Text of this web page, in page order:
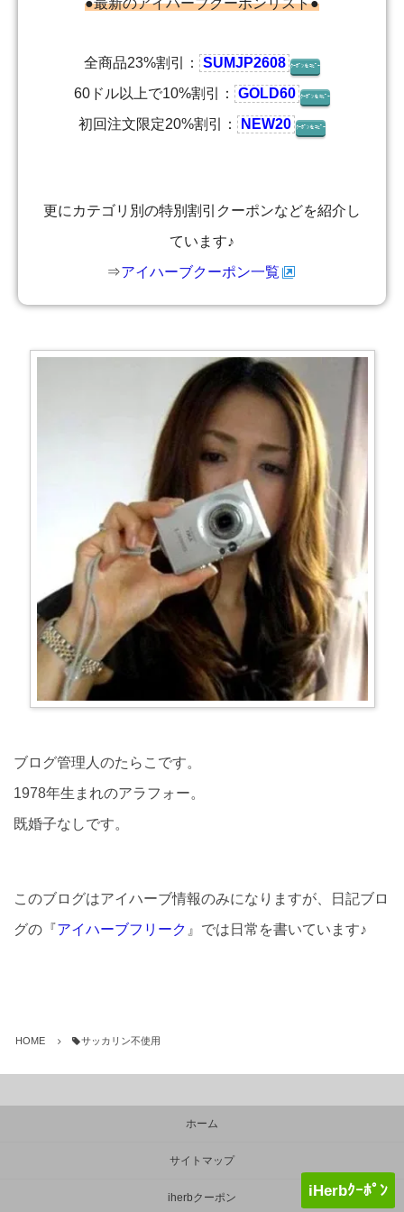
iHerbｸｰﾎﾟﾝ
●最新のアイハーブクーポンリスト●
全商品23%割引： SUMJP2608 ｸｰﾎﾟﾝをｺﾋﾟｰ
60ドル以上で10%割引： GOLD60 ｸｰﾎﾟﾝをｺﾋﾟｰ
初回注文限定20%割引： NEW20 ｸｰﾎﾟﾝをｺﾋﾟｰ
更にカテゴリ別の特別割引クーポンなどを紹介し
ています♪
⇒アイハーブクーポン一覧
ブログ管理人のたらこです。
1978年生まれのアラフォー。
既婚子なしです。
このブログはアイハーブ情報のみになりますが、日記ブロ
グの『アイハーブフリーク 』では日常を書いています♪
HOME サッカリン不使用
ホーム
サイトマップ
iherbクーポン